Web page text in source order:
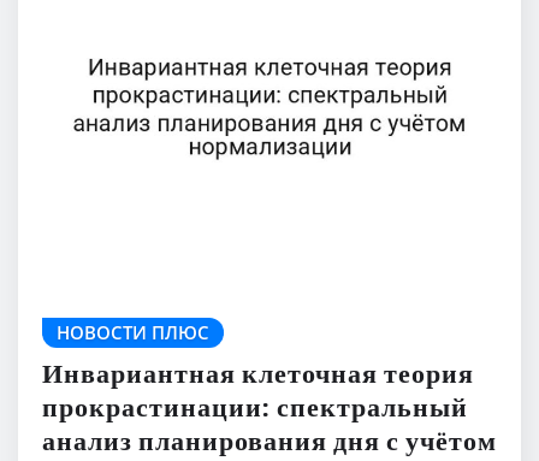
НОВОСТИ ПЛЮС
Инвариантная клеточная теория
прокрастинации: спектральный
анализ планирования дня с учётом